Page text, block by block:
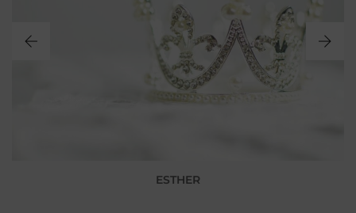
ESTHER